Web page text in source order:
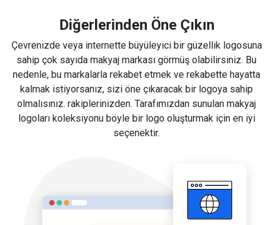
Diğerlerinden Öne Çıkın
Çevrenizde veya internette büyüleyici bir güzellik logosuna
sahip çok sayıda makyaj markası görmüş olabilirsiniz. Bu
nedenle, bu markalarla rekabet etmek ve rekabette hayatta
kalmak istiyorsanız, sizi öne çıkaracak bir logoya sahip
olmalısınız. rakiplerinizden. Tarafımızdan sunulan makyaj
logoları koleksiyonu böyle bir logo oluşturmak için en iyi
seçenektir.